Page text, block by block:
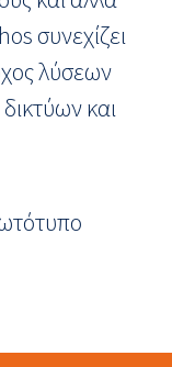
συνεχίζει
λύσεων
και